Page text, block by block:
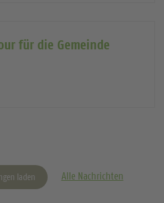
für die Gemeinde
laden Alle Nachrichten